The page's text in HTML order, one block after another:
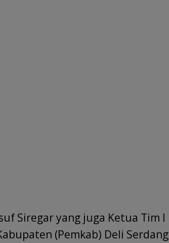
Siregar yang juga Ketua Tim I
(Pemkab) Deli Serdang